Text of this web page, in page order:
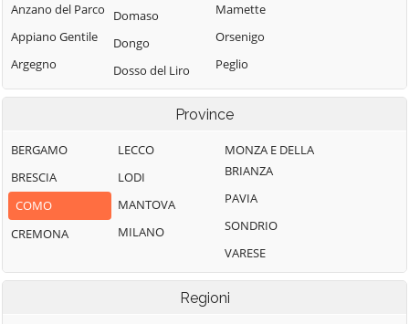
Anzano del Parco
Appiano Gentile
Argegno
Arosio
Barni
Bellagio
Bene Lario
Beregazzo con
Binago
Domaso
Dongo
Dosso del Liro
Erba
Faggeto Lario
Faloppio
Fenegrò
Figino Serenza
Mamette
Orsenigo
Peglio
Pianello del Lario
Pigra
Plesio
Pognana Lario
Ponna
Ponte Lambro
Porlezza
Proserpio
Province
BERGAMO
BRESCIA
COMO
CREMONA
LECCO
LODI
MANTOVA
MILANO
MONZA E DELLA
BRIANZA
PAVIA
SONDRIO
VARESE
Regioni